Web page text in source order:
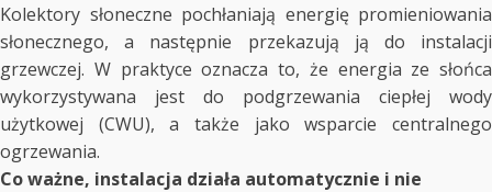
Kolektory słoneczne pochłaniają energię promieniowania
słonecznego, a następnie przekazują ją do instalacji
grzewczej. W praktyce oznacza to, że energia ze słońca
wykorzystywana jest do podgrzewania ciepłej wody
użytkowej (CWU), a także jako wsparcie centralnego
ogrzewania.
Co ważne, instalacja działa automatycznie i nie